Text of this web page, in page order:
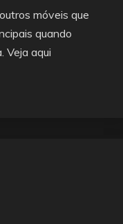
móveis que
quando
Veja aqui